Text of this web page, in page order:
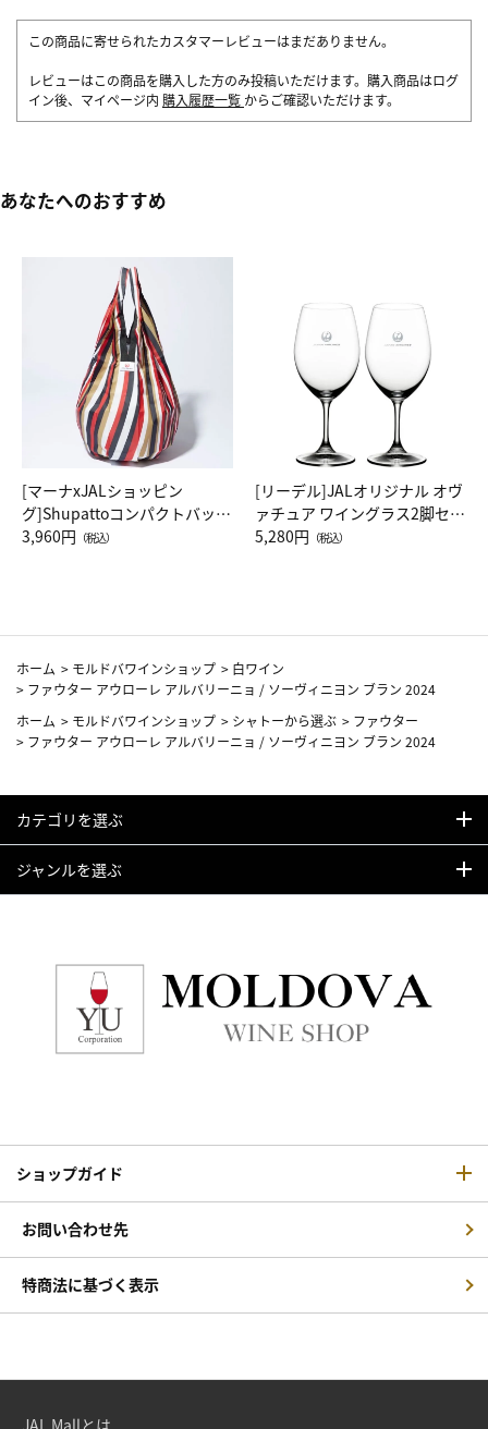
この商品に寄せられたカスタマーレビューはまだありません。
レビューはこの商品を購入した方のみ投稿いただけます。購入商品はログ
イン後、マイページ内 購入履歴一覧 からご確認いただけます。
あなたへのおすすめ
[マーナxJALショッピン
グ]Shupattoコンパクトバッグ
Drop JAL客室乗務員（LC）ス
3,960円 （税込）
[リーデル]JALオリジナル オヴ
ァチュア ワイングラス2脚セッ
ト（レッドワイン）
5,280円 （税込）
ホーム > モルドバワインショップ > 白ワイン
> ファウター アウローレ アルバリーニョ / ソーヴィニヨン ブラン 2024
ホーム > モルドバワインショップ > シャトーから選ぶ > ファウター
> ファウター アウローレ アルバリーニョ / ソーヴィニヨン ブラン 2024
カテゴリを選ぶ
ジャンルを選ぶ
ショップガイド
お問い合わせ先
特商法に基づく表示